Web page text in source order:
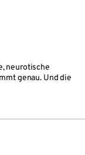
neurotische
genau. Und die